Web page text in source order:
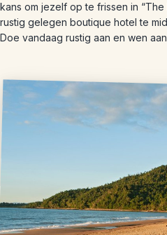
kans om jezelf op te frissen in
rustig gelegen boutique hotel te
Doe vandaag rustig aan en wen